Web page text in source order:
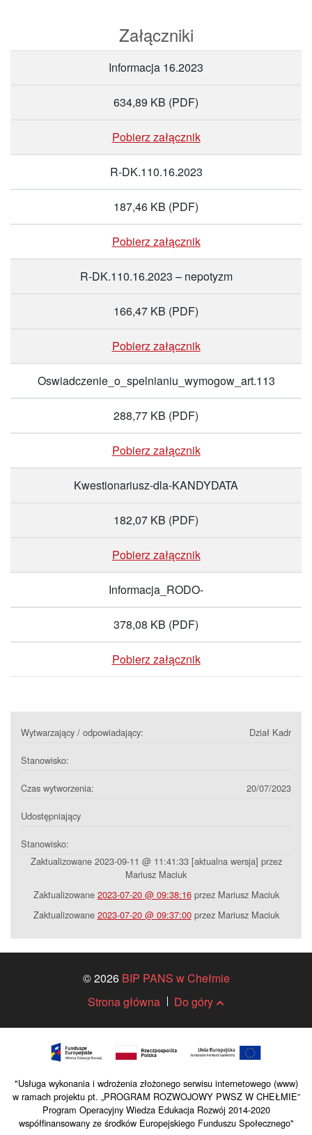
Załączniki
Informacja 16.2023
634,89 KB (PDF)
Pobierz załącznik
R-DK.110.16.2023
187,46 KB (PDF)
Pobierz załącznik
R-DK.110.16.2023 – nepotyzm
166,47 KB (PDF)
Pobierz załącznik
Oswiadczenie_o_spelnianiu_wymogow_art.113
288,77 KB (PDF)
Pobierz załącznik
Kwestionariusz-dla-KANDYDATA
182,07 KB (PDF)
Pobierz załącznik
Informacja_RODO-
378,08 KB (PDF)
Pobierz załącznik
Wytwarzający / odpowiadający: Dział Kadr
Stanowisko:
Czas wytworzenia: 20/07/2023
Udostępniający
Stanowisko:
Zaktualizowane 2023-09-11 @ 11:41:33 [aktualna wersja] przez
Mariusz Maciuk
Zaktualizowane 2023-07-20 @ 09:38:16przez Mariusz Maciuk
Zaktualizowane 2023-07-20 @ 09:37:00przez Mariusz Maciuk
© 2026 BIP PANS w Chełmie
Strona główna
Do góry
"Usługa wykonania i wdrożenia złożonego serwisu internetowego (www)
w ramach projektu pt. „PROGRAM ROZWOJOWY PWSZ W CHEŁMIE”
Program Operacyjny Wiedza Edukacja Rozwój 2014-2020
współfinansowany ze środków Europejskiego Funduszu Społecznego"